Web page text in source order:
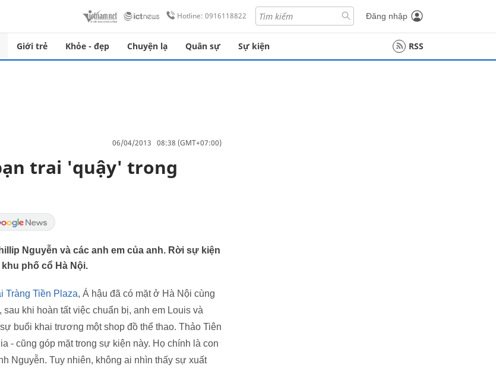
Hotline: 0916118822 Đăng nhập
Giới trẻ Khỏe - đẹp Chuyện lạ Quân sự Sự kiện RSS
06/04/2013 08:38 (GMT+07:00)
trai 'quậy' trong
Nguyễn và các anh em của anh. Rời sự kiện
phố cổ Hà Nội.
Tràng Tiền Plaza, Á hậu đã có mặt ở Hà Nội cùng
khi hoàn tất việc chuẩn bị, anh em Louis và
buổi khai trương một shop đồ thể thao. Thảo Tiên
- cũng góp mặt trong sự kiện này. Họ chính là con
Nguyễn. Tuy nhiên, không ai nhìn thấy sự xuất